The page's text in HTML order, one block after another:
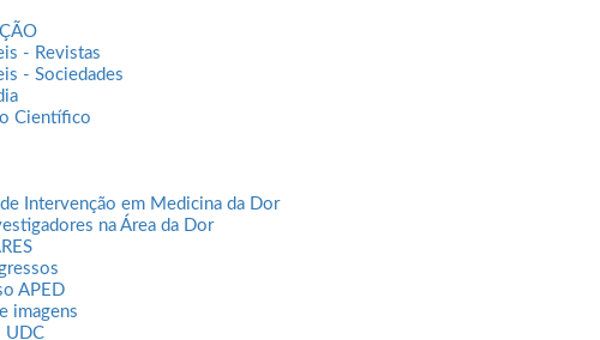
- Revistas
- Sociedades
Científico
de Intervenção em Medicina da Dor
na Área da Dor
APED
imagens
UDC
a Minha Dor”
dizer.
nesta iniciativa, transformando emoções difíceis em traços, cores e
uma comunicação mais humana e sensível à dor pediátrica. Mais do